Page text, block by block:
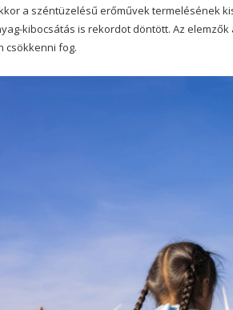
a széntüzelésű erőművek termelésének
kibocsátás is rekordot döntött. Az
csökkenni fog.